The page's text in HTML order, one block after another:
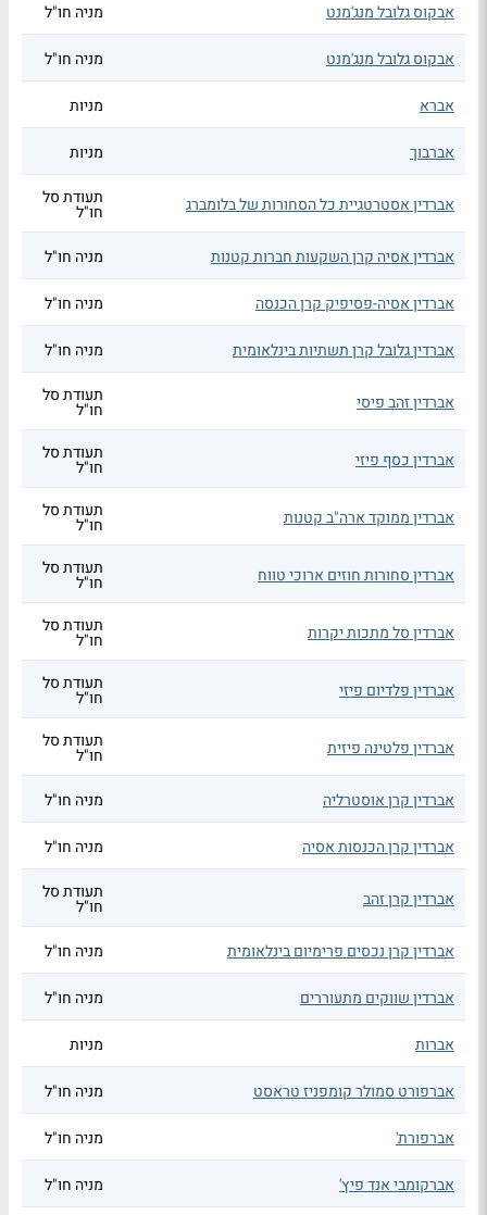
אבקוס גלובל מנג'מנט מניה חו"ל
אבקוס גלובל מנג'מנט מניה חו"ל
אברא מניות
אברבוך מניות
אברדין אסטרטגיית כל הסחורות של בלומברג תעודת סל
חו"ל
אברדין אסיה קרן השקעות חברות קטנות
מניה חו"ל
אברדין אסיה-פסיפיק קרן הכנסה מניה חו"ל
אברדין גלובל קרן תשתיות בינלאומית מניה חו"ל
אברדין זהב פיסי תעודת סל
חו"ל
אברדין כסף פיזי תעודת סל
חו"ל
אברדין ממוקד ארה"ב קטנות תעודת סל
חו"ל
אברדין סחורות חוזים ארוכי טווח תעודת סל
חו"ל
אברדין סל מתכות יקרות תעודת סל
חו"ל
אברדין פלדיום פיזי תעודת סל
חו"ל
אברדין פלטינה פיזית תעודת סל
חו"ל
אברדין קרן אוסטרליה
מניה חו"ל
אברדין קרן הכנסות אסיה מניה חו"ל
אברדין קרן זהב תעודת סל
חו"ל
אברדין קרן נכסים פרימיום בינלאומית
מניה חו"ל
אברדין שווקים מתעוררים מניה חו"ל
אברות מניות
אברפורט סמולר קומפניז טראסט מניה חו"ל
אברפורת' מניה חו"ל
אברקומבי אנד פיץ' מניה חו"ל